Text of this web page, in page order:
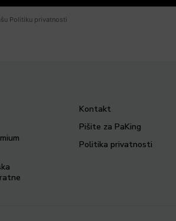
Politiku privatnosti
Kontakt
Pišite za PaKing
Politika privatnosti